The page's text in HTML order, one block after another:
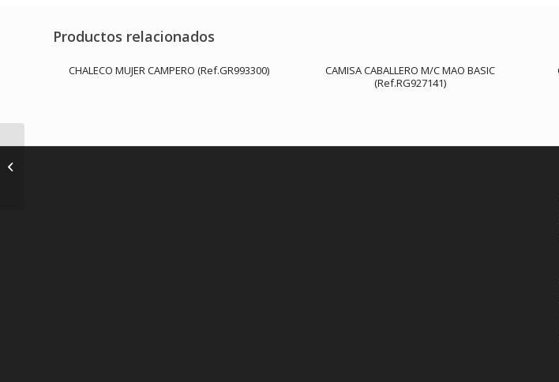
Productos relacionados
CHALECO MUJER CAMPERO (Ref.GR993300)
CAMISA CABALLERO M/C MAO BASIC
(Ref.RG927141)
DELANTAL PETO